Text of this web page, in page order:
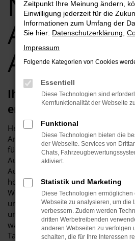
Augsburg
Angebote
Ihren VW Taigo
erhalten Sie im
Herzlich willkommen bei Autohaus
Anlaufstelle für exzellente VW Taigo
für Augsburg und Umgebung!
Autohaus ist stolz darauf, Ihnen eine
Auswahl an VW Taigo Neuwagen zu
höchste Standards in Sachen
Wir sind seit Jahren Ihr
um erstklassige Automobile geht.
unsere beeindruckende VW Taigo
warum Autohaus Stiglmayr die
Taigo Neuwagen Liebhaber ist.
Zeitpunkt Ihre Meinung ändern,
Einwilligung jederzeit für die
Informationen zum Umfang der
Sie hier: Datenschutzerklärung
Impressum
Folgende Kategorien von Cookies
Essentiell
Diese Technologien sind
Kernfunktionalität der Webseite
Funktional
Diese Technologien bieten die
der Webseite. Services von
Chats,
aktiviert.
Statistik und Marketing
Diese Technologien
Webseite zu analysieren, um die
verbessern. Zudem werden
dritten Werbetreibenden
anderen Webseiten zu verfolgen
schalten, die für Ihre Interessen